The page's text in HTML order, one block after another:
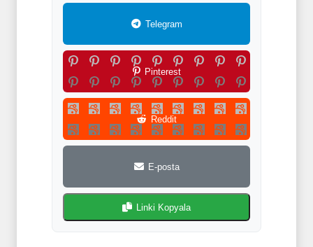
Telegram
Pinterest
Reddit
E-posta
Linki Kopyala